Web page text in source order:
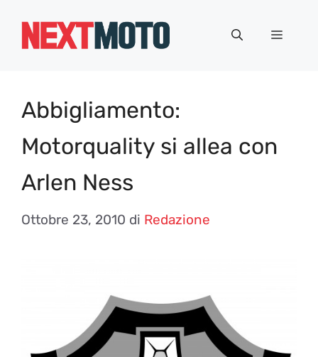
Menu
Abbigliamento:
Motorquality si allea con
Arlen Ness
Ottobre 23, 2010 di Redazione